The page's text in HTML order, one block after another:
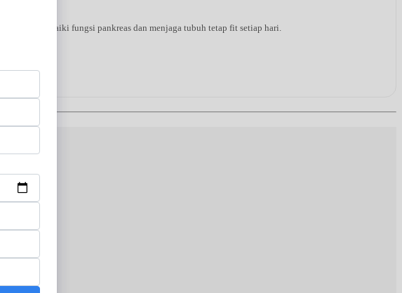
memperbaiki fungsi pankreas dan menjaga tubuh tetap fit setiap hari.